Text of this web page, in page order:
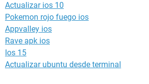
Actualizar ios 10
Pokemon rojo fuego ios
Appvalley ios
Rave apk ios
Ios 15
Actualizar ubuntu desde terminal